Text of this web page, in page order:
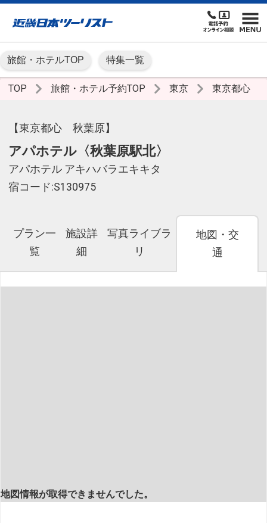
旅館・ホテルTOP 特集一覧
TOP 旅館・ホテル予約TOP 東京 東京都心
【東京都心 秋葉原】
アパホテル〈秋葉原駅北〉
アパホテル アキハバラエキキタ
宿コード:S130975
プラン一
覧
施設詳
細
写真ライブラ
リ
地図・交
通
地図情報が取得できませんでした。